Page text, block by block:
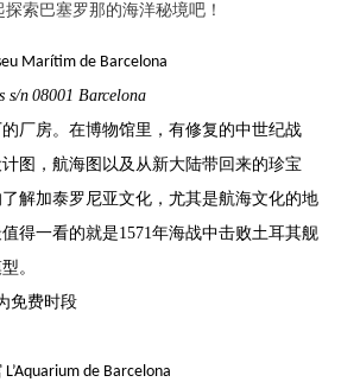
探索巴塞罗那的海洋秘境吧！
Marítim de Barcelona
s/n 08001 Barcelona
厂房。 在博物馆里，有修复的中世纪战
图，航海图以及从新大陆带回来的珍宝
了解加泰罗尼亚文化，尤其是航海文化的地
得一看的就是1571年海战中击败土耳其舰
。
免费时段
L’Aquarium de Barcelona